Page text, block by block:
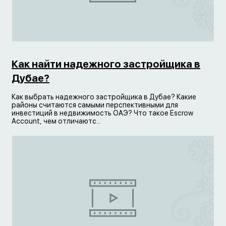
Как найти надежного застройщика в
Дубае?
Как выбрать надежного застройщика в Дубае? Какие
районы считаются самыми перспективными для
инвестиций в недвижимость ОАЭ? Что такое Escrow
Account, чем отличаютс...